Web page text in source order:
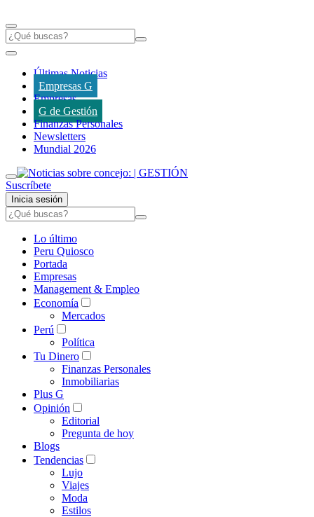
Últimas Noticias
Empresas G
Empresas
G de Gestión
Finanzas Personales
Newsletters
Mundial 2026
Suscríbete
Inicia sesión
Lo último
Peru Quiosco
Portada
Empresas
Management & Empleo
Economía
Mercados
Perú
Política
Tu Dinero
Finanzas Personales
Inmobiliarias
Plus G
Opinión
Editorial
Pregunta de hoy
Blogs
Tendencias
Lujo
Viajes
Moda
Estilos